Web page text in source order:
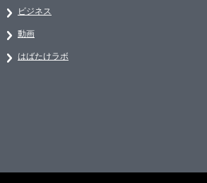
ビジネス
動画
はばたけラボ